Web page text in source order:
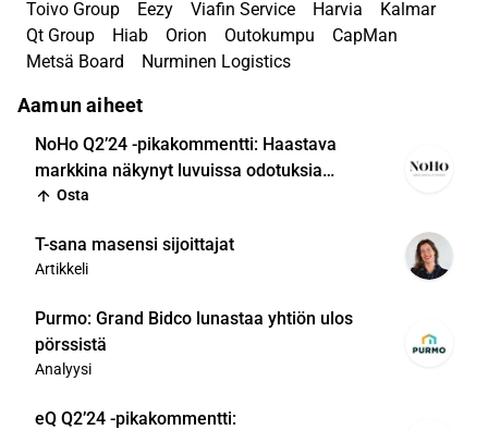
Toivo Group
Eezy Viafin Service Harvia
Kalmar
Qt Group
Hiab Orion Outokumpu
CapMan
Metsä Board
Nurminen Logistics
Aamun aiheet
NoHo Q2’24 -pikakommentti: Haastava
markkina näkynyt luvuissa odotuksia
voimakkaammin
Osta
T-sana masensi sijoittajat
Artikkeli
Purmo: Grand Bidco lunastaa yhtiön ulos
pörssistä
Analyysi
eQ Q2’24 -pikakommentti: